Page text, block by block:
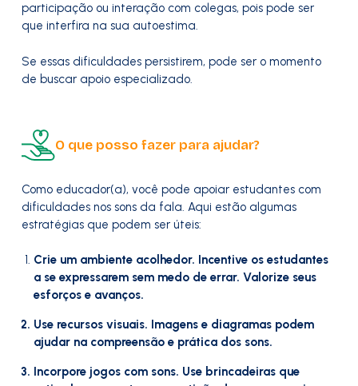
participação ou interação com colegas, pois pode ser
que interfira na sua autoestima.
Se essas dificuldades persistirem, pode ser o momento
de buscar apoio especializado.
O que posso fazer para ajudar?
Como educador(a), você pode apoiar estudantes com
dificuldades nos sons da fala. Aqui estão algumas
estratégias que podem ser úteis:
Crie um ambiente acolhedor. Incentive os estudantes
a se expressarem sem medo de errar. Valorize seus
esforços e avanços.
Use recursos visuais. Imagens e diagramas podem
ajudar na compreensão e prática dos sons.
Incorpore jogos com sons. Use brincadeiras que